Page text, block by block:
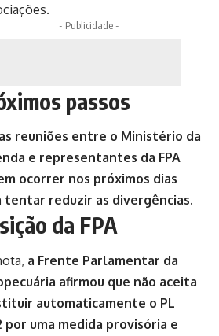
- Publicidade -
passos
reuniões entre o Ministério da
e representantes da FPA
ocorrer nos próximos dias
tentar reduzir as divergências.
da FPA
a Frente Parlamentar da
afirmou que não aceita
automaticamente o PL
por uma medida provisória e